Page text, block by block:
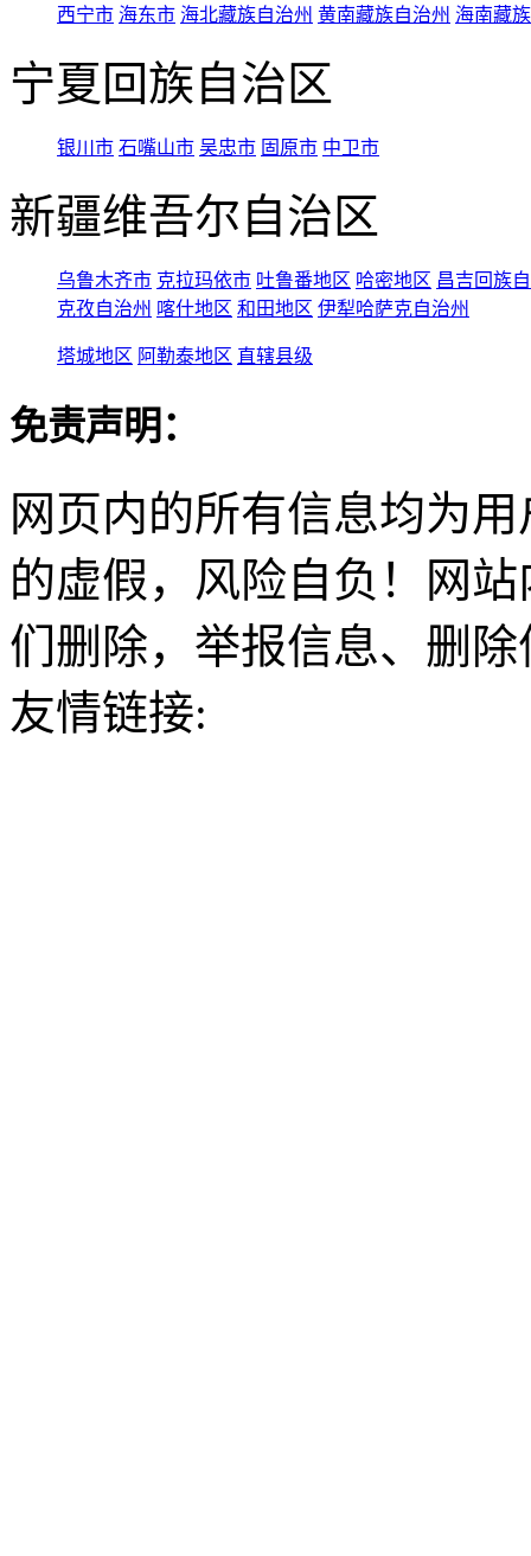
西宁市 海东市 海北藏族自治州 黄南藏族自治州 海南藏
宁夏回族自治区
银川市 石嘴山市 吴忠市 固原市 中卫市
新疆维吾尔自治区
乌鲁木齐市 克拉玛依市 吐鲁番地区 哈密地区 昌吉回族
克孜自治州 喀什地区 和田地区 伊犁哈萨克自治州
塔城地区 阿勒泰地区 直辖县级
免责声明：
网页内的所有信息均为
的虚假，风险自负！网
们删除，举报信息、删
友情链接: